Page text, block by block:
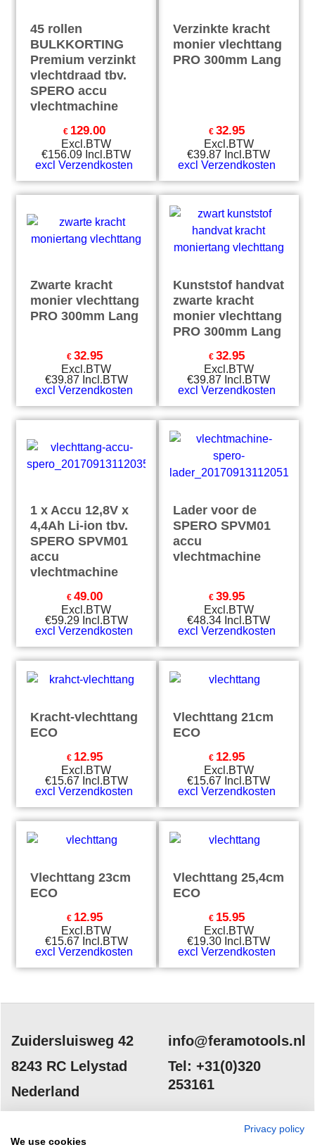
45 rollen
BULKKORTING
Premium verzinkt
vlechtdraad tbv.
SPERO accu
vlechtmachine
€ 129.00
Excl.BTW
€156.09 Incl.BTW
excl Verzendkosten
Verzinkte kracht
monier vlechttang
PRO 300mm Lang
€ 32.95
Excl.BTW
€39.87 Incl.BTW
excl Verzendkosten
Zwarte kracht
monier vlechttang
PRO 300mm Lang
€ 32.95
Excl.BTW
€39.87 Incl.BTW
excl Verzendkosten
Kunststof handvat
zwarte kracht
monier vlechttang
PRO 300mm Lang
€ 32.95
Excl.BTW
€39.87 Incl.BTW
excl Verzendkosten
1 x Accu 12,8V x
4,4Ah Li-ion tbv.
SPERO SPVM01
accu
vlechtmachine
€ 49.00
Excl.BTW
€59.29 Incl.BTW
excl Verzendkosten
Lader voor de
SPERO SPVM01
accu
vlechtmachine
€ 39.95
Excl.BTW
€48.34 Incl.BTW
excl Verzendkosten
Kracht-vlechttang
ECO
€ 12.95
Excl.BTW
€15.67 Incl.BTW
excl Verzendkosten
Vlechttang 21cm
ECO
€ 12.95
Excl.BTW
€15.67 Incl.BTW
excl Verzendkosten
Vlechttang 23cm
ECO
€ 12.95
Excl.BTW
€15.67 Incl.BTW
excl Verzendkosten
Vlechttang 25,4cm
ECO
€ 15.95
Excl.BTW
€19.30 Incl.BTW
excl Verzendkosten
Zuidersluisweg 42
8243 RC Lelystad
Nederland
info@feramotools.nl
Tel: +31(0)320
253161
Privacy policy
We use cookies